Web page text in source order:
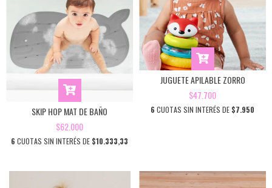
SKIP HOP MAT DE BAÑO
$62.000
6 CUOTAS SIN INTERÉS DE $10.333,33
JUGUETE APILABLE ZORRO
$47.700
6 CUOTAS SIN INTERÉS DE $7.950